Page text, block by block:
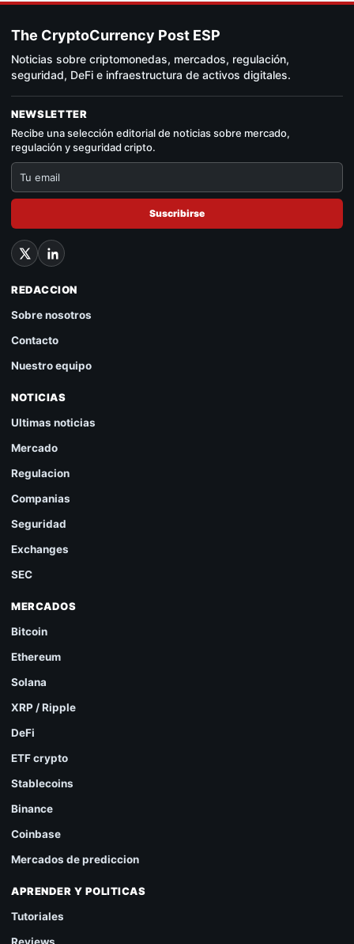
The CryptoCurrency Post ESP
Noticias sobre criptomonedas, mercados, regulación,
seguridad, DeFi e infraestructura de activos digitales.
NEWSLETTER
Recibe una selección editorial de noticias sobre mercado,
regulación y seguridad cripto.
Suscribirse
REDACCION
Sobre nosotros
Contacto
Nuestro equipo
NOTICIAS
Ultimas noticias
Mercado
Regulacion
Companias
Seguridad
Exchanges
SEC
MERCADOS
Bitcoin
Ethereum
Solana
XRP / Ripple
DeFi
ETF crypto
Stablecoins
Binance
Coinbase
Mercados de prediccion
APRENDER Y POLITICAS
Tutoriales